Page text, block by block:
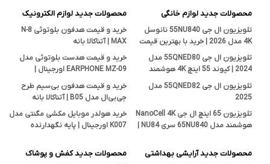
محصولات جدید لوازم خانگی
تلویزیون ال جی 55NU840 نانوسل
4K مدل 2026 | خرید با بهترین قیمت
تلویزیون ال جی 55QNED80 مدل
2024 | کیوند 55 اینچ 4K هوشمند
اصل
تلویزیون ال جی 55QNED82 مدل
2025
تلویزیون 65 اینچ ال جی NanoCell 4K
محصولات جدید لوازم الکترونیک
خرید و قیمت هدفون بلوتوثی N-8
MAX | آتناکالا بانه
خرید و قیمت هدست بلوتوثی مدل
EARPHONE MZ-09 اورجینال |
فروشگاه آتناکالا بانه
خرید و قیمت هدفون بی‌سیم طرح
جی‌بی‌ال مدل B05 | آتناکالا بانه
خرید هولدر موبایل مکشی مگنتی مدل
K007 اورجینال | پایه نگهدارنده
محصولات جدید آرایشی بهداشتی محصولات جدید کفش و پوشاک